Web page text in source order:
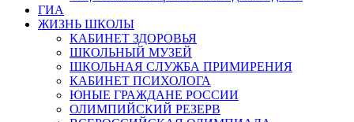
ГИА
ЖИЗНЬ ШКОЛЫ
КАБИНЕТ ЗДОРОВЬЯ
ШКОЛЬНЫЙ МУЗЕЙ
ШКОЛЬНАЯ СЛУЖБА ПРИМИРЕНИЯ
КАБИНЕТ ПСИХОЛОГА
ЮНЫЕ ГРАЖДАНЕ РОССИИ
ОЛИМПИЙСКИЙ РЕЗЕРВ